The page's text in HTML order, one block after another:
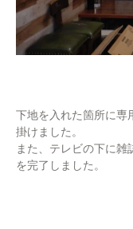
下地を入れた箇所に専
掛けました。
また、テレビの下に
を完了しました。